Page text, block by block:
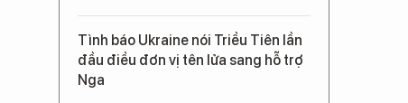
Tình báo Ukraine nói Triều Tiên lần
đầu điều đơn vị tên lửa sang hỗ trợ
Nga